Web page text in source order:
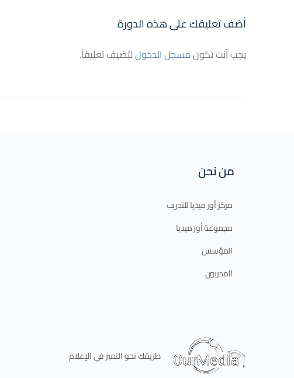
أضف تعليقك على هذه الدورة
يجب أنت تكونمسجل الدخوللتضيف تعليقاً.
من نحن
مركز أور ميديا للتدريب
مجموعة أور ميديا
المؤسس
المدربون
طريقك نحو التميز في الإعلام